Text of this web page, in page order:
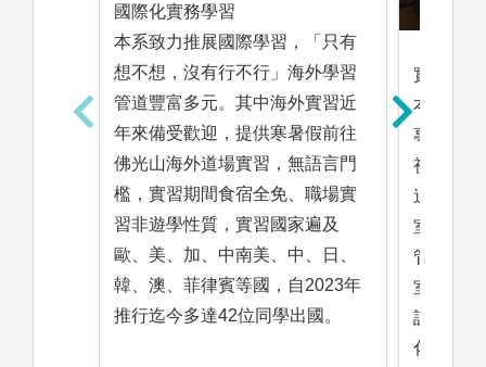
國際化實務學習
本系致力推展國際學習，「只有
想不想，沒有行不行」海外學習
管道豐富多元。其中海外實習近
年來備受歡迎，提供寒暑假前往
佛光山海外道場實習，無語言門
檻，實習期間食宿全免、職場實
習非遊學性質，實習國家遍及
歐、美、加、中南美、中、日、
韓、澳、菲律賓等國，自2023年
推行迄今多達42位同學出國。
實作導向
本系為
專業級
視攝影
追蹤系
室、多
管理室
室，提
設備及
化教學